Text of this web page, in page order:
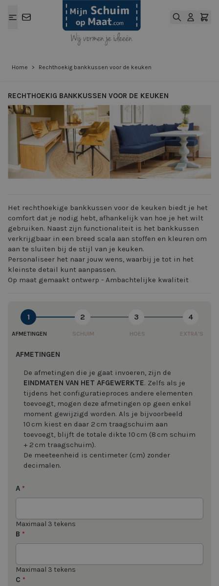
Home > Rechthoekig bankkussen voor de keuken
RECHTHOEKIG BANKKUSSEN VOOR DE KEUKEN
View larger image View larger
Het rechthoekige bankkussen voor de keuken biedt je het
comfort dat je nodig hebt, afhankelijk van hoe je het wilt
gebruiken. Naast zijn functionaliteit is het bankkussen
verkrijgbaar in een breed scala aan stoffen en kleuren om
aan te sluiten bij de stijl van je keuken.
Personaliseer het naar jouw wens, waarbij je tot in het
kleinste detail kunt aanpassen.
Op maat gemaakt ontwerp - Ambachtelijke kwaliteit
1
AFMETINGEN
2
SCHUIM
3
HOES
4
EXTRA'S
AFMETINGEN
De afmetingen die je gaat invoeren, zijn de
EINDMATEN VAN HET AFGEWERKTE. Zelfs als je
tijdens het configuratieproces andere elementen
toevoegt, mogen deze afmetingen op geen enkel
moment gewijzigd worden. Als je bijvoorbeeld
10 cm kiest en daar 2 cm traagschuim aan
toevoegt, blijft de totale dikte 10 cm (8 cm schuim
+ 2 cm traagschuim).
De meeteenheid is centimeter (cm) zonder
decimalen.
A *
Maximaal 3 tekens
B *
Maximaal 3 tekens
C *